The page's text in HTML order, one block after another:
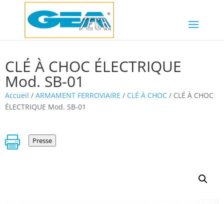
CLÉ À CHOC ÉLECTRIQUE
Mod. SB-01
Accueil / ARMAMENT FERROVIAIRE / CLÉ À CHOC / CLÉ À CHOC
ÉLECTRIQUE Mod. SB-01
 Presse